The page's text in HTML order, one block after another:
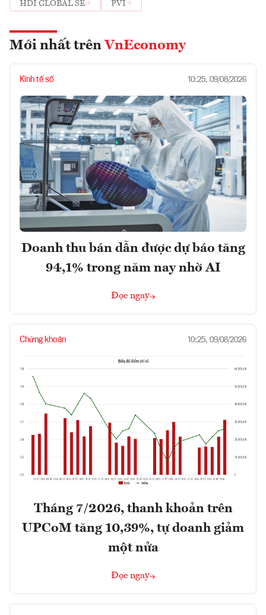
HDI GLOBAL SE PVI
Mới nhất trên VnEconomy
Kinh tế số 10:25, 09/08/2026
Doanh thu bán dẫn được dự báo tăng
94,1% trong năm nay nhờ AI
Đọc ngay
Chứng khoán 10:25, 09/08/2026
Tháng 7/2026, thanh khoản trên
UPCoM tăng 10,39%, tự doanh giảm
một nửa
Đọc ngay